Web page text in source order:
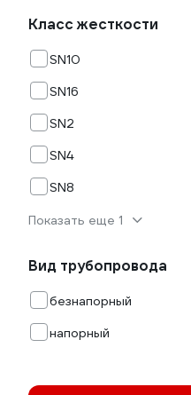
Класс жесткости
SN10
SN16
SN2
SN4
SN8
Показать еще 1
Вид трубопровода
безнапорный
напорный